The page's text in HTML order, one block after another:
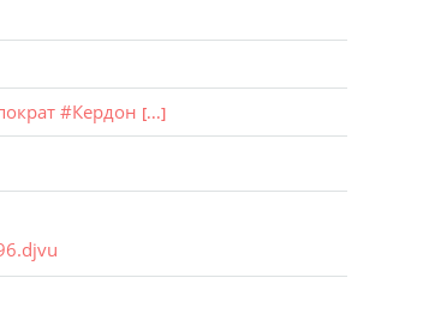
#Кердон [...]